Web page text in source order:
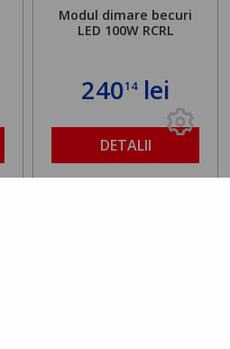
Modul dimare becuri
LED 100W RCRL
24014lei
DETALII